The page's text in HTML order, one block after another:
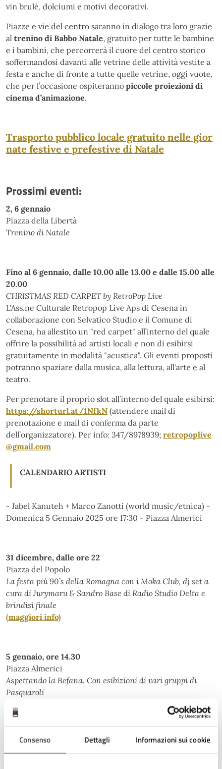
Consenso Dettagli Informazioni sui cookie
vin brulé, dolciumi e motivi decorativi.
Piazze e vie del centro saranno in dialogo tra loro grazie
al trenino di Babbo Natale, gratuito per tutte le bambine
e i bambini, che percorrerà il cuore del centro storico
soffermandosi davanti alle vetrine delle attività vestite a
festa e anche di fronte a tutte quelle vetrine, oggi vuote,
che per l’occasione ospiteranno piccole proiezioni di
cinema d’animazione.
Trasporto pubblico locale gratuito nelle gior
nate festive e prefestive di Natale
Prossimi eventi:
2, 6 gennaio
Piazza della Libertà
Trenino di Natale
Fino al 6 gennaio, dalle 10.00 alle 13.00 e dalle 15.00 alle
20.00
CHRISTMAS RED CARPET by RetroPop Live
L'Ass.ne Culturale Retropop Live Aps di Cesena in
collaborazione con Selvatico Studio e il Comune di
Cesena, ha allestito un "red carpet" all’interno del quale
offrire la possibilità ad artisti locali e non di esibirsi
gratuitamente in modalità "acustica". Gli eventi proposti
potranno spaziare dalla musica, alla lettura, all'arte e al
teatro.
Per prenotare il proprio slot all’interno del quale esibirsi:
https://shorturl.at/1NfkN (attendere mail di
prenotazione e mail di conferma da parte
dell’organizzatore). Per info: 347/8978939; retropoplive
@gmail.com
CALENDARIO ARTISTI
- Jabel Kanuteh + Marco Zanotti (world music/etnica) -
Domenica 5 Gennaio 2025 ore 17:30 - Piazza Almerici
31 dicembre, dalle ore 22
Piazza del Popolo
La festa più 90’s della Romagna con i Moka Club, dj set a
cura di Jurymaru & Sandro Base di Radio Studio Delta e
brindisi finale
(maggiori info)
5 gennaio, ore 14.30
Piazza Almerici
Aspettando la Befana. Con esibizioni di vari gruppi di
Pasquaroli
Piazza Almerici
Clown di strada "fai davvero il clown?"